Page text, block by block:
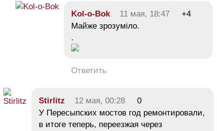
Kol-o-Bok 11 мая, 18:47
+4
Майже зрозуміло.
.
Ответить
Stirlitz 12 мая, 00:28
0
У Пересыпских мостов год ремонтировали,
в итоге теперь, переезжая через